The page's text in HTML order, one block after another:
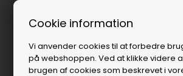
Cookie information
Vi anvender cookies til at forbedre
på webshoppen. Ved at klikke videre
brugen af cookies som beskrevet i